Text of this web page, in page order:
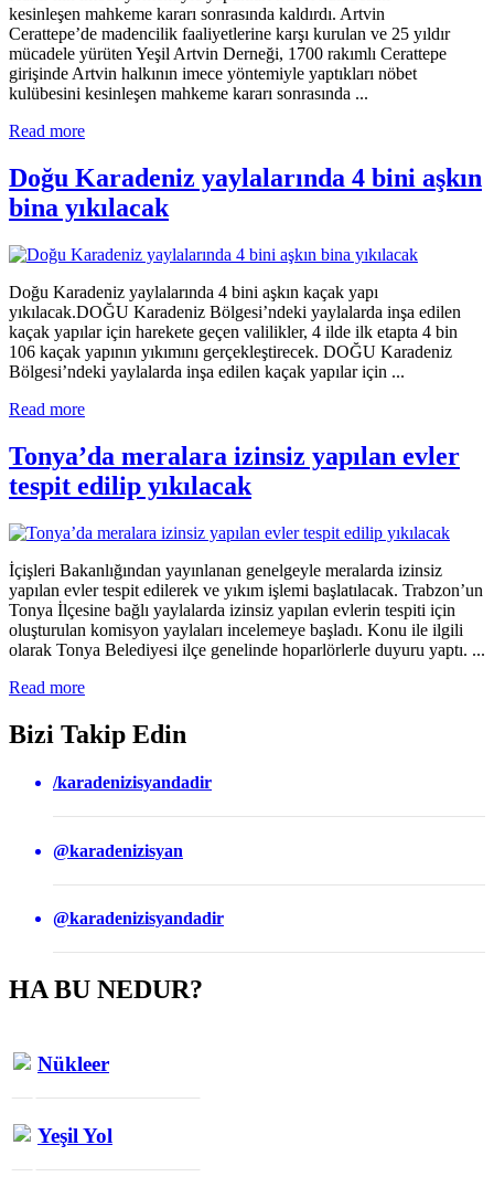
kesinleşen mahkeme kararı sonrasında kaldırdı. Artvin
Cerattepe’de madencilik faaliyetlerine karşı kurulan ve 25 yıldır
mücadele yürüten Yeşil Artvin Derneği, 1700 rakımlı Cerattepe
girişinde Artvin halkının imece yöntemiyle yaptıkları nöbet
kulübesini kesinleşen mahkeme kararı sonrasında ...
Read more
Doğu Karadeniz yaylalarında 4 bini aşkın
bina yıkılacak
Doğu Karadeniz yaylalarında 4 bini aşkın kaçak yapı
yıkılacak.DOĞU Karadeniz Bölgesi’ndeki yaylalarda inşa edilen
kaçak yapılar için harekete geçen valilikler, 4 ilde ilk etapta 4 bin
106 kaçak yapının yıkımını gerçekleştirecek. DOĞU Karadeniz
Bölgesi’ndeki yaylalarda inşa edilen kaçak yapılar için ...
Read more
Tonya’da meralara izinsiz yapılan evler
tespit edilip yıkılacak
İçişleri Bakanlığından yayınlanan genelgeyle meralarda izinsiz
yapılan evler tespit edilerek ve yıkım işlemi başlatılacak. Trabzon’un
Tonya İlçesine bağlı yaylalarda izinsiz yapılan evlerin tespiti için
oluşturulan komisyon yaylaları incelemeye başladı. Konu ile ilgili
olarak Tonya Belediyesi ilçe genelinde hoparlörlerle duyuru yaptı. ...
Read more
Bizi Takip Edin
/karadenizisyandadir
@karadenizisyan
@karadenizisyandadir
HA BU NEDUR?
Nükleer
Yeşil Yol